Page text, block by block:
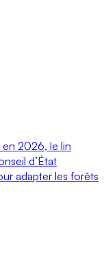
en 2026, le lin
d’État
adapter les forêts